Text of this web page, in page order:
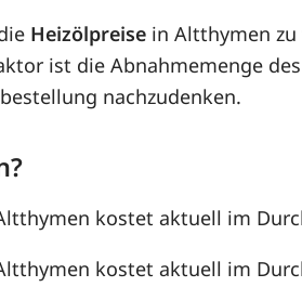
Heizölpreise in Altthymen
ist die Abnahmemenge des
nachzudenken.
kostet aktuell im
kostet aktuell im